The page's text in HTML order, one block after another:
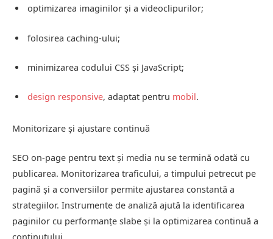
optimizarea imaginilor și a videoclipurilor;
folosirea caching-ului;
minimizarea codului CSS și JavaScript;
design responsive, adaptat pentru mobil.
Monitorizare și ajustare continuă
SEO on-page pentru text și media nu se termină odată cu
publicarea. Monitorizarea traficului, a timpului petrecut pe
pagină și a conversiilor permite ajustarea constantă a
strategiilor. Instrumente de analiză ajută la identificarea
paginilor cu performanțe slabe și la optimizarea continuă a